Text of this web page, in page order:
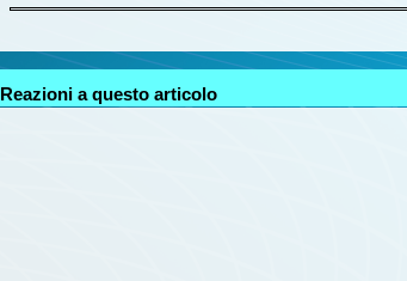
Reazioni a questo articolo